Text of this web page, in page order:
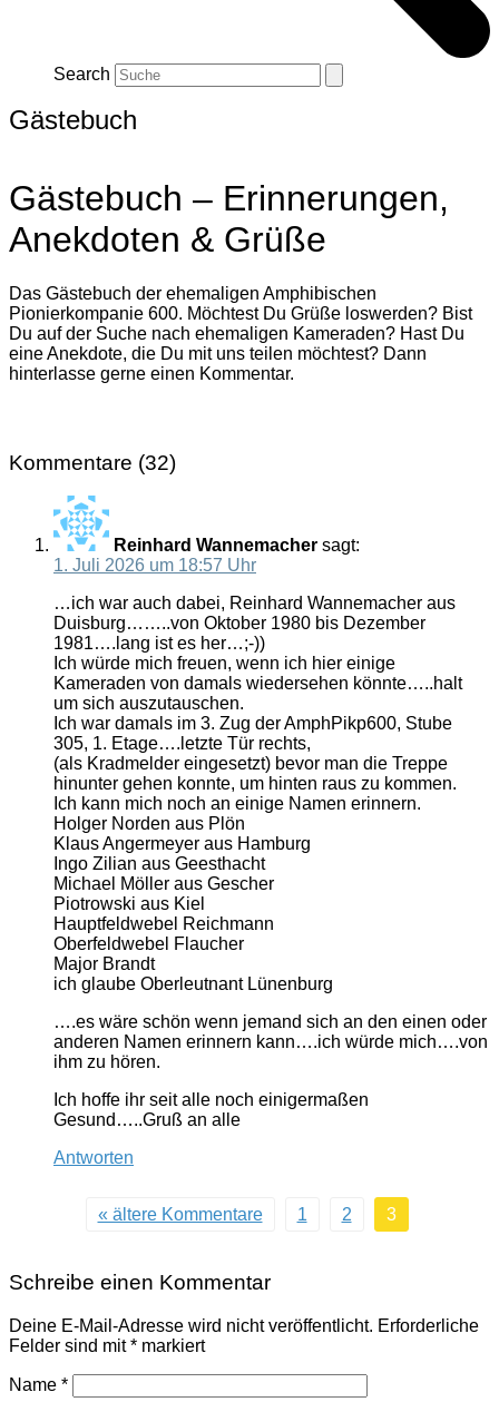
Search
Gästebuch
Gästebuch – Erinnerungen,
Anekdoten & Grüße
Das Gästebuch der ehemaligen Amphibischen
Pionierkompanie 600. Möchtest Du Grüße loswerden? Bist
Du auf der Suche nach ehemaligen Kameraden? Hast Du
eine Anekdote, die Du mit uns teilen möchtest? Dann
hinterlasse gerne einen Kommentar.
Kommentare (32)
Reinhard Wannemacher sagt:
1. Juli 2026 um 18:57 Uhr
…ich war auch dabei, Reinhard Wannemacher aus
Duisburg……..von Oktober 1980 bis Dezember
1981….lang ist es her…;-))
Ich würde mich freuen, wenn ich hier einige
Kameraden von damals wiedersehen könnte…..halt
um sich auszutauschen.
Ich war damals im 3. Zug der AmphPikp600, Stube
305, 1. Etage….letzte Tür rechts,
(als Kradmelder eingesetzt) bevor man die Treppe
hinunter gehen konnte, um hinten raus zu kommen.
Ich kann mich noch an einige Namen erinnern.
Holger Norden aus Plön
Klaus Angermeyer aus Hamburg
Ingo Zilian aus Geesthacht
Michael Möller aus Gescher
Piotrowski aus Kiel
Hauptfeldwebel Reichmann
Oberfeldwebel Flaucher
Major Brandt
ich glaube Oberleutnant Lünenburg
….es wäre schön wenn jemand sich an den einen oder
anderen Namen erinnern kann….ich würde mich….von
ihm zu hören.
Ich hoffe ihr seit alle noch einigermaßen
Gesund…..Gruß an alle
Antworten
« ältere Kommentare 1 2 3
Schreibe einen Kommentar
Deine E-Mail-Adresse wird nicht veröffentlicht. Erforderliche
Felder sind mit* markiert
Name *